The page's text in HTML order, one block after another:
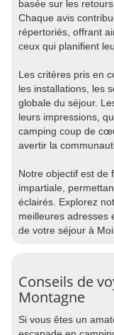
basée sur les
Chaque avis
répertoriés, offrant
ceux qui planifient
Les critères pris en
les installations, les
globale du séjour.
leurs impressions,
camping coup de
avertir la
Notre objectif est de
impartiale,
éclairés. Explorez
meilleures adresses
de votre séjour à
Conseils de
Montagne
Si vous êtes un